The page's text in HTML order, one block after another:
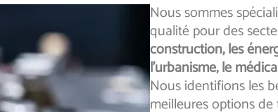
Nous sommes
qualité pour des
construction, les
l’urbanisme, le
Nous identifions les
meilleures options